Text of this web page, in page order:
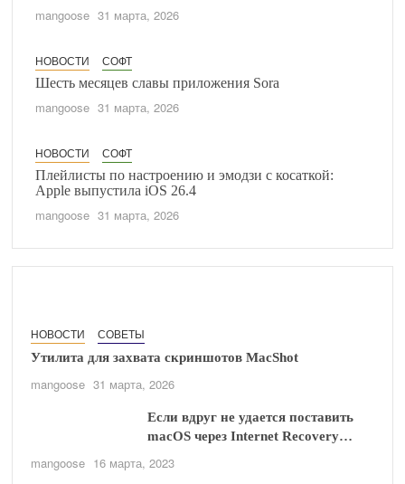
mangoose 31 марта, 2026
НОВОСТИ
СОФТ
Шесть месяцев славы приложения Sora
mangoose 31 марта, 2026
НОВОСТИ
СОФТ
Плейлисты по настроению и эмодзи с косаткой:
Apple выпустила iOS 26.4
mangoose 31 марта, 2026
НОВОСТИ СОВЕТЫ
Утилита для захвата скриншотов MacShot
mangoose 31 марта, 2026
Если вдруг не удается поставить
macOS через Internet Recovery…
mangoose 16 марта, 2023